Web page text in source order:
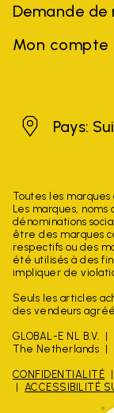
Demande de
Mon compte
SuissePays:
Toutes les
Les marques,
dénominations
être des marques
respectifs ou des
été utilisés à des
impliquer de
Seuls les articles
des vendeurs
GLOBAL-E NL B.V.
The Netherlands
CONFIDENTIALITÉ
ACCESSIBILITÉ